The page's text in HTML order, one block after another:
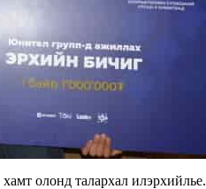
олонд талархал илэрхийлье.